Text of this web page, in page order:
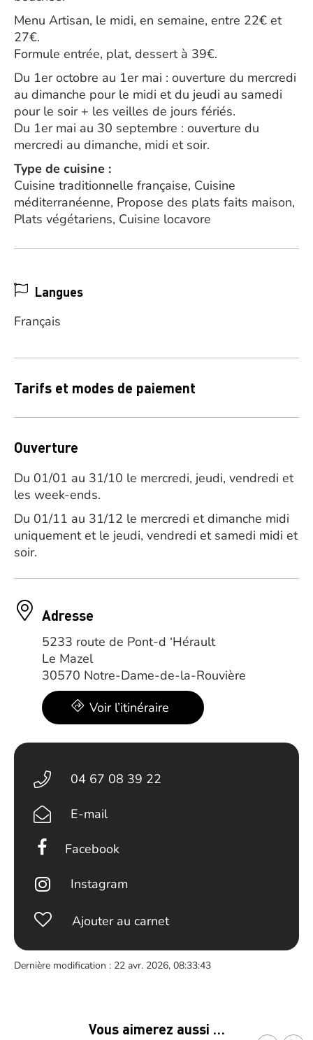
Menu Artisan, le midi, en semaine, entre 22€ et
27€.
Formule entrée, plat, dessert à 39€.
Du 1er octobre au 1er mai : ouverture du mercredi
au dimanche pour le midi et du jeudi au samedi
pour le soir + les veilles de jours fériés.
Du 1er mai au 30 septembre : ouverture du
mercredi au dimanche, midi et soir.
Type de cuisine :
Cuisine traditionnelle française, Cuisine
méditerranéenne, Propose des plats faits maison,
Plats végétariens, Cuisine locavore
Langues
Français
Tarifs et modes de paiement
Ouverture
Du 01/01 au 31/10 le mercredi, jeudi, vendredi et
les week-ends.
Du 01/11 au 31/12 le mercredi et dimanche midi
uniquement et le jeudi, vendredi et samedi midi et
soir.
Adresse
5233 route de Pont-d ‘Hérault
Le Mazel
30570 Notre-Dame-de-la-Rouvière
Voir l’itinéraire
04 67 08 39 22
E-mail
Facebook
Instagram
Ajouter au carnet
Dernière modification : 22 avr. 2026, 08:33:43
Vous aimerez aussi …